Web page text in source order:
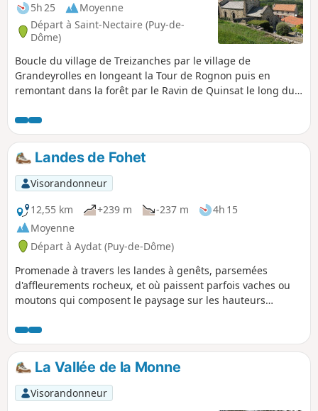
5h 25
Moyenne
Départ à Saint-Nectaire (Puy-de-
Dôme)
Boucle du village de Treizanches par le village de
Grandeyrolles en longeant la Tour de Rognon puis en
remontant dans la forêt par le Ravin de Quinsat le long du
Landes de Fohet
Visorandonneur
12,55 km
+239 m -237 m
4h 15
Moyenne
Départ à Aydat (Puy-de-Dôme)
Promenade à travers les landes à genêts, parsemées
d'affleurements rocheux, et où paissent parfois vaches ou
moutons qui composent le paysage sur les hauteurs
Dore. Un passage rafraîchissant en bord de Monne.
La Vallée de la Monne
Visorandonneur